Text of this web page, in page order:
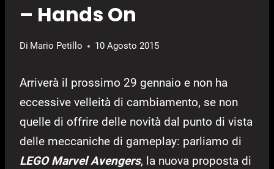
– Hands On
Di Mario Petillo 10 Agosto 2015
Arriverà il prossimo 29 gennaio e non ha
eccessive velleità di cambiamento, se non
quelle di offrire delle novità dal punto di vista
delle meccaniche di gameplay: parliamo di
LEGO Marvel Avengers, la nuova proposta di